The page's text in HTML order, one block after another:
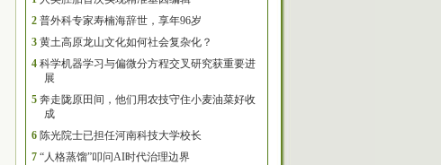
2 普外科专家寿楠海辞世，享年96岁
3 黄土高原龙山文化如何社会复杂化？
4 科学机器学习与偏微分方程交叉研究获重要进
展
5 奔走陇原田间，他们用农技守住小麦油菜好收
成
6 陈光院士已担任河南科技大学校长
7 “人格蒸馏”叩问AI时代治理边界